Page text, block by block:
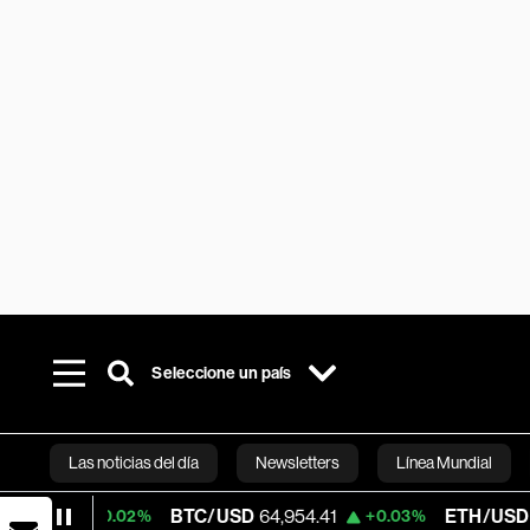
Seleccione un país
Las noticias del día Newsletters Línea Mundial
Bloomberg
BTC/USD 64,954.41 +0.03% ETH/USD 1,919.568